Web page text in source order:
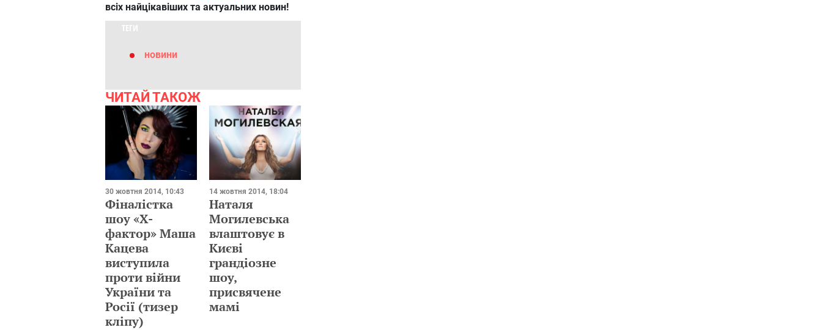
всіх найцікавіших та актуальних новин!
ТЕГИ
новини
ЧИТАЙ ТАКОЖ
30 жовтня 2014, 10:43
Фіналістка
шоу «Х-
фактор» Маша
Кацева
виступила
проти війни
України та
Росії (тизер
кліпу)
14 жовтня 2014, 18:04
Наталя
Могилевська
влаштовує в
Києві
грандіозне
шоу,
присвячене
мамі